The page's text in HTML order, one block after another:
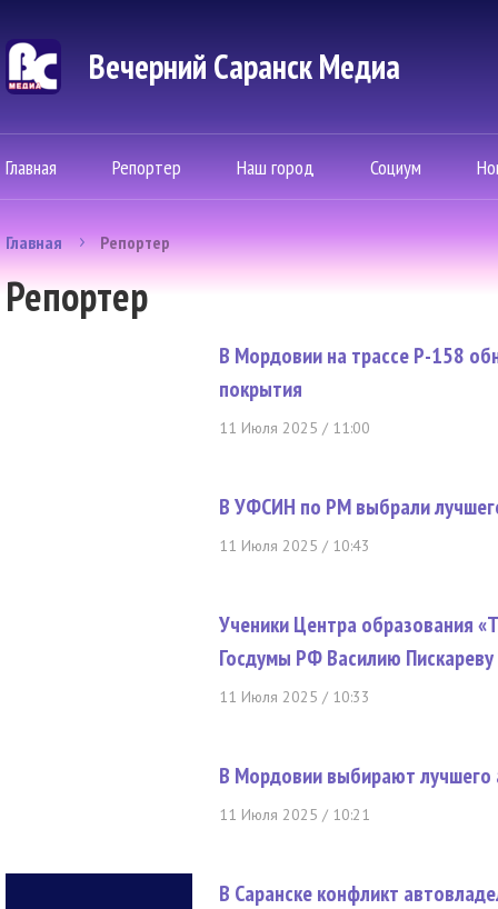
Вечерний Саранск Mедиа
Главная Репортер Наш город Социум
Главная Репортер
Репортер
В Мордовии на трассе Р-158
покрытия
11 Июля 2025 / 11:00
В УФСИН по РМ выбрали
11 Июля 2025 / 10:43
Ученики Центра образования
Госдумы РФ Василию
11 Июля 2025 / 10:33
В Мордовии выбирают лучшего
11 Июля 2025 / 10:21
В Саранске конфликт